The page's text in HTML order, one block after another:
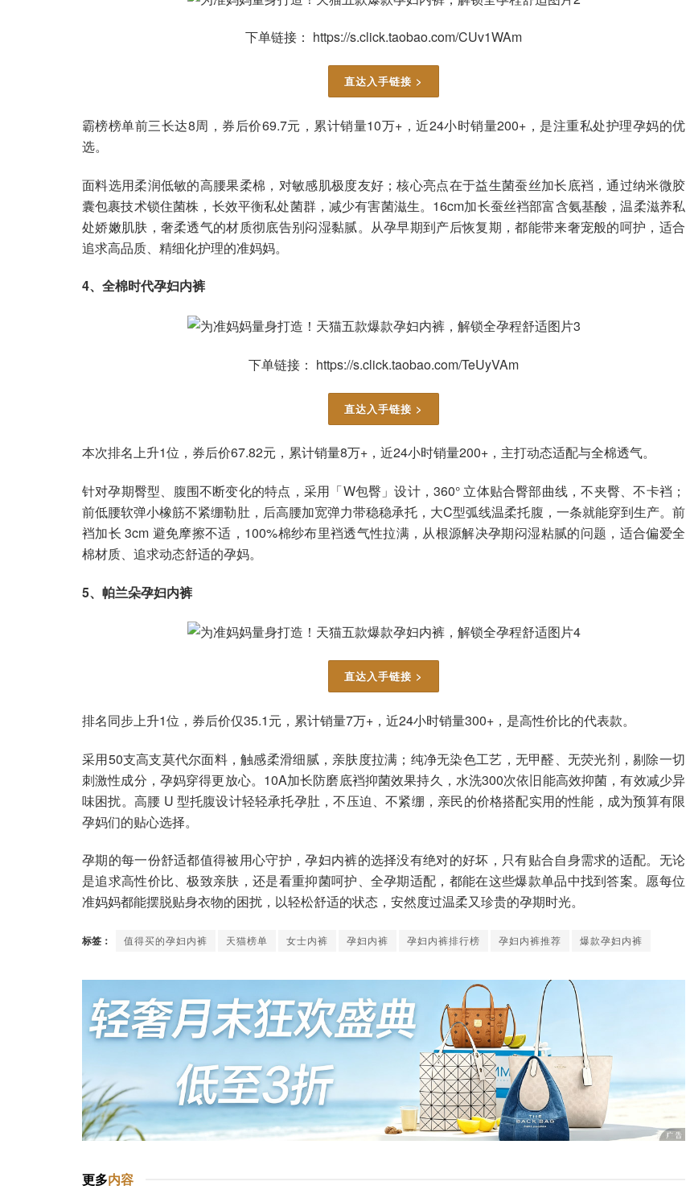
下单链接： https://s.click.taobao.com/CUv1WAm
直达入手链接 >
霸榜榜单前三长达8周，券后价69.7元，累计销量10万+，近24小时销量200+，是注重私处护理孕妈的优
选。
面料选用柔润低敏的高腰果柔棉，对敏感肌极度友好；核心亮点在于益生菌蚕丝加长底裆，通过纳米微胶
囊包裹技术锁住菌株，长效平衡私处菌群，减少有害菌滋生。16cm加长蚕丝裆部富含氨基酸，温柔滋养私
处娇嫩肌肤，奢柔透气的材质彻底告别闷湿黏腻。从孕早期到产后恢复期，都能带来奢宠般的呵护，适合
追求高品质、精细化护理的准妈妈。
4、全棉时代孕妇内裤
下单链接： https://s.click.taobao.com/TeUyVAm
直达入手链接 >
本次排名上升1位，券后价67.82元，累计销量8万+，近24小时销量200+，主打动态适配与全棉透气。
针对孕期臀型、腹围不断变化的特点，采用「W包臀」设计，360° 立体贴合臀部曲线，不夹臀、不卡裆；
前低腰软弹小橡筋不紧绷勒肚，后高腰加宽弹力带稳稳承托，大C型弧线温柔托腹，一条就能穿到生产。前
裆加长 3cm 避免摩擦不适，100%棉纱布里裆透气性拉满，从根源解决孕期闷湿粘腻的问题，适合偏爱全
棉材质、追求动态舒适的孕妈。
5、帕兰朵孕妇内裤
直达入手链接 >
排名同步上升1位，券后价仅35.1元，累计销量7万+，近24小时销量300+，是高性价比的代表款。
采用50支高支莫代尔面料，触感柔滑细腻，亲肤度拉满；纯净无染色工艺，无甲醛、无荧光剂，剔除一切
刺激性成分，孕妈穿得更放心。10A加长防磨底裆抑菌效果持久，水洗300次依旧能高效抑菌，有效减少异
味困扰。高腰 U 型托腹设计轻轻承托孕肚，不压迫、不紧绷，亲民的价格搭配实用的性能，成为预算有限
孕妈们的贴心选择。
孕期的每一份舒适都值得被用心守护，孕妇内裤的选择没有绝对的好坏，只有贴合自身需求的适配。无论
是追求高性价比、极致亲肤，还是看重抑菌呵护、全孕期适配，都能在这些爆款单品中找到答案。愿每位
准妈妈都能摆脱贴身衣物的困扰，以轻松舒适的状态，安然度过温柔又珍贵的孕期时光。
标签： 值得买的孕妇内裤 天猫榜单 女士内裤 孕妇内裤 孕妇内裤排行榜 孕妇内裤推荐 爆款孕妇内裤
更多内容